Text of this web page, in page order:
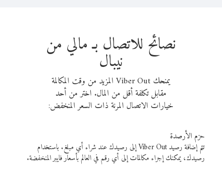
نصائح للاتصال بـ مالي من
نيبال
يمنحك Viber Out المزيد من وقت المكالمة
مقابل تكلفة أقل من المال. اختر من أحد
خيارات الاتصال المرنة ذات السعر المنخفض:
حزم الأرصدة
تتم إضافة رصيد Viber Out إلى رصيدك عند شراء أي مبلغ. باستخدام
رصيدك، يمكنك إجراء مكالمات إلى أي رقم في العالم بأسعار فايبر المنخفضة.